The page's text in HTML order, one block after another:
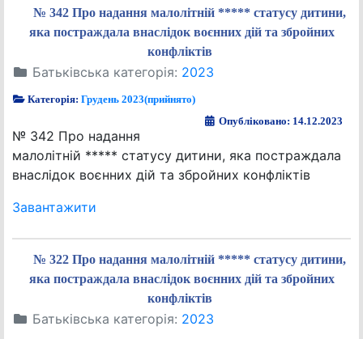
№ 342 Про надання малолітній ***** статусу дитини,
яка постраждала внаслідок воєнних дій та збройних
конфліктів
Батьківська категорія: 2023
Категорія:Грудень 2023(прийнято)
Опубліковано: 14.12.2023
№ 342 Про надання
малолітній ***** статусу дитини, яка постраждала
внаслідок воєнних дій та збройних конфліктів
Завантажити
№ 322 Про надання малолітній ***** статусу дитини,
яка постраждала внаслідок воєнних дій та збройних
конфліктів
Батьківська категорія: 2023